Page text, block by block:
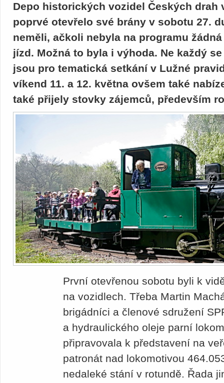
Depo historických vozidel Českých drah
poprvé otevřelo své brány v sobotu 27.
neměli, ačkoli nebyla na programu
jízd. Možná to byla i výhoda. Ne každý
jsou pro tematická setkání v Lužné
víkend 11. a 12. května ovšem také
také přijely stovky zájemců, především
První otevřenou sobotu byli k
na vozidlech. Třeba Martin
brigádníci a členové sdružení
a hydraulického oleje parní
připravovala k představení na
patronát nad lokomotivou
nedaleké stání v rotundě. Řada